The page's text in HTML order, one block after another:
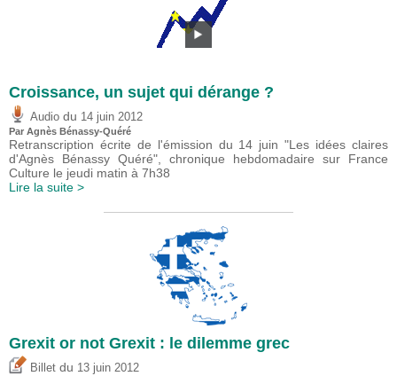
Croissance, un sujet qui dérange ?
Audio du 14 juin 2012
Par Agnès Bénassy-Quéré
Retranscription écrite de l'émission du 14 juin "Les idées claires
d'Agnès Bénassy Quéré", chronique hebdomadaire sur France
Culture le jeudi matin à 7h38
Lire la suite >
Grexit or not Grexit : le dilemme grec
Billet du 13 juin 2012